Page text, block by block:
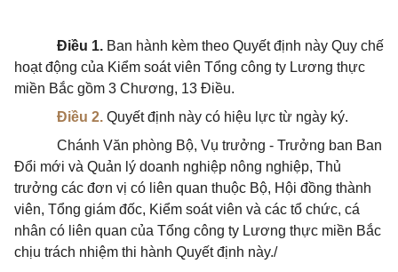
Điều 1. Ban hành kèm theo Quyết định này Quy chế
hoạt động của Kiểm soát viên Tổng công ty Lương thực
miền Bắc gồm 3 Chương, 13 Điều.
Điều 2. Quyết định này có hiệu lực từ ngày ký.
Chánh Văn phòng Bộ, Vụ trưởng - Trưởng ban Ban
Đổi mới và Quản lý doanh nghiệp nông nghiệp, Thủ
trưởng các đơn vị có liên quan thuộc Bộ, Hội đồng thành
viên, Tổng giám đốc, Kiểm soát viên và các tổ chức, cá
nhân có liên quan của Tổng công ty Lương thực miền Bắc
chịu trách nhiệm thi hành Quyết định này./